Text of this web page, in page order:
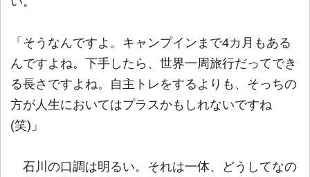
「そうなんですよ。キャンプインまで4カ月もある
んですよね。下手したら、世界一周旅行だってでき
る長さですよね。自主トレをするよりも、そっちの
方が人生においてはプラスかもしれないですね
(笑)」
石川の口調は明るい。それは一体、どうしてなの